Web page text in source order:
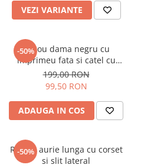
VEZI VARIANTE
-50%
Tricou dama negru cu
imprimeu fata si catel cu
ochelari
199,00 RON
99,50 RON
ADAUGA IN COS
-50%
Rochie aurie lunga cu corset
si slit lateral